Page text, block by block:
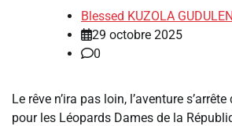
Blessed KUZOLA
29 octobre 2025
0
Le rêve n’ira pas loin, l’aventure
pour les Léopards Dames de la